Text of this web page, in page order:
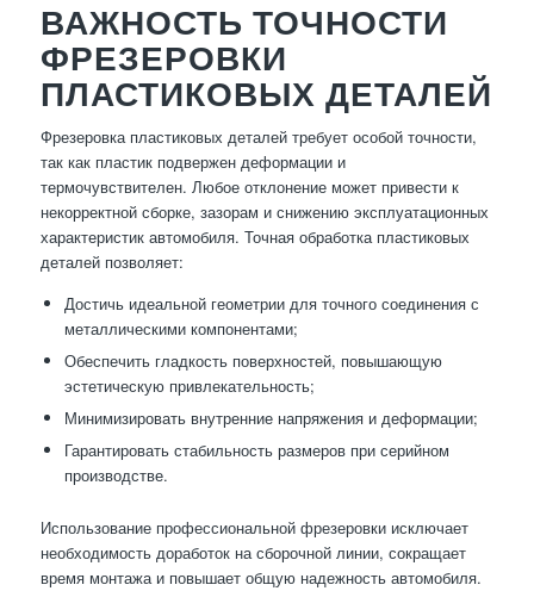
ВАЖНОСТЬ ТОЧНОСТИ
ФРЕЗЕРОВКИ
ПЛАСТИКОВЫХ ДЕТАЛЕЙ
Фрезеровка пластиковых деталей требует особой точности,
так как пластик подвержен деформации и
термочувствителен. Любое отклонение может привести к
некорректной сборке, зазорам и снижению эксплуатационных
характеристик автомобиля. Точная обработка пластиковых
деталей позволяет:
Достичь идеальной геометрии для точного соединения с
металлическими компонентами;
Обеспечить гладкость поверхностей, повышающую
эстетическую привлекательность;
Минимизировать внутренние напряжения и деформации;
Гарантировать стабильность размеров при серийном
производстве.
Использование профессиональной фрезеровки исключает
необходимость доработок на сборочной линии, сокращает
время монтажа и повышает общую надежность автомобиля.